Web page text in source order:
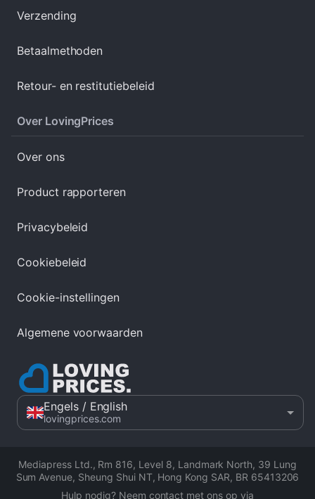
Verzending
Betaalmethoden
Retour- en restitutiebeleid
Over LovingPrices
Over ons
Product rapporteren
Privacybeleid
Cookiebeleid
Cookie-instellingen
Algemene voorwaarden
Engels/ English
lovingprices.com
Mediapress Ltd., Rm 816, Level 8, Landmark North, 39 Lung
Sum Avenue, Sheung Shui NT, Hong Kong SAR, BR 65413206
Hulp nodig? Neem contact met ons op via